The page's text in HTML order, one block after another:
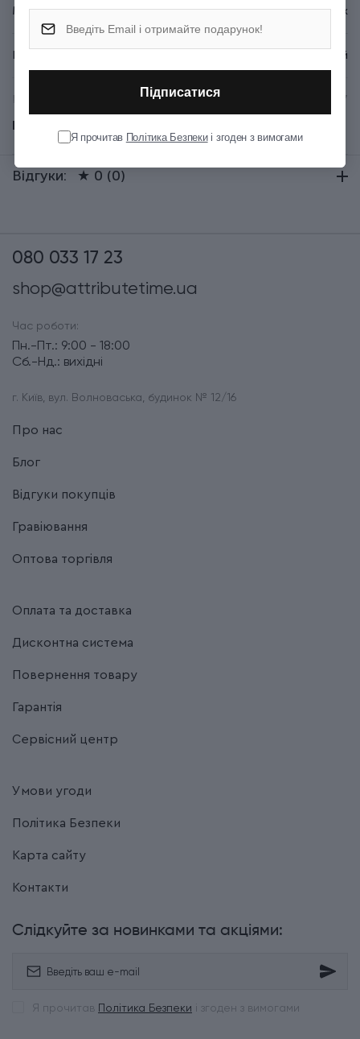
Матеріал Пластик
Колір Чорний
Висота (см) 25.7
Grand Maitre Set
Показати всі
Відгуки: ★ 0 (0)
080 033 17 23
shop@attributetime.ua
Час роботи:
Пн.-Пт.: 9:00 - 18:00
Сб.-Нд.: вихідні
г. Київ, вул. Волноваська, будинок № 12/16
Про нас
Блог
Відгуки покупців
Гравіювання
Оптова торгівля
Оплата та доставка
Дисконтна система
Повернення товару
Гарантія
Сервісний центр
Умови угоди
Політика Безпеки
Карта сайту
Контакти
Слідкуйте за новинками та акціями:
Я прочитав Політика Безпеки і згоден з вимогами
Підписатися
Я прочитав Політика Безпекиі згоден з вимогами